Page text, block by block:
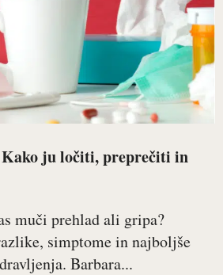
ju ločiti, preprečiti in
muči prehlad ali gripa?
simptome in najboljše
Barbara...